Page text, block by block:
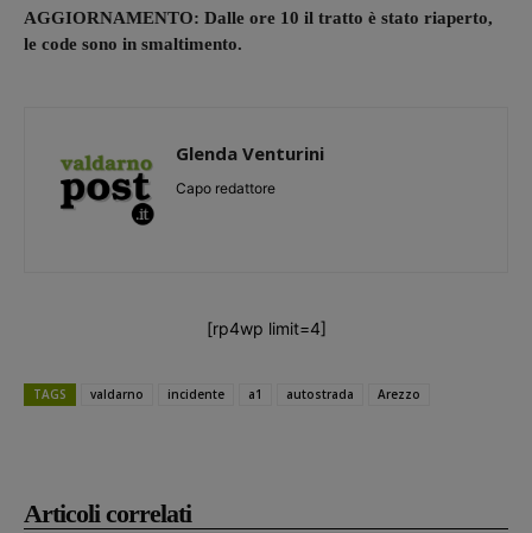
Articoli correlati
AGGIORNAMENTO: Dalle ore 10 il tratto è stato riaperto,
le code sono in smaltimento.
Glenda Venturini
Capo redattore
[rp4wp limit=4]
TAGS valdarno incidente a1 autostrada Arezzo